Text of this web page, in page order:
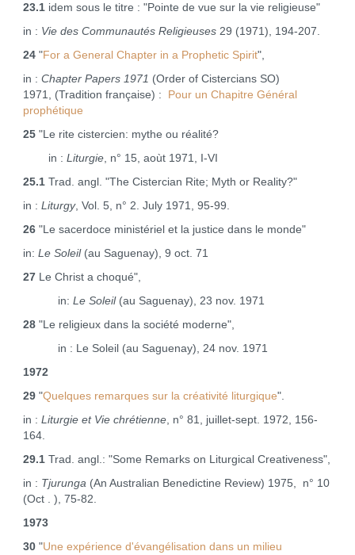
23.1idem sous le titre : "Pointe de vue sur la vie religieuse"
in : Vie des Communautés Religieuses29 (1971), 194‑207.
24"For a General Chapter in a Prophetic Spirit",
in : Chapter Papers 1971 (Order of Cistercians SO)
1971, (Tradition française) :
Pour un Chapitre Général
prophétique
25"Le rite cistercien: mythe ou réalité?
in : Liturgie, n° 15, aoùt 1971, I‑VI
25.1Trad. angl. "The Cistercian Rite; Myth or Reality?"
in : Liturgy, Vol. 5, n° 2. July 1971, 95‑99.
26"Le sacerdoce ministériel et la justice dans le monde"
in: Le Soleil(au Saguenay), 9 oct. 71
27Le Christ a choqué",
in: Le Soleil(au Saguenay), 23 nov. 1971
28"Le religieux dans la société moderne",
in : Le Soleil (au Saguenay), 24 nov. 1971
1972
29"Quelques remarques sur la créativité liturgique".
in : Liturgie et Vie chrétienne, n° 81, juillet‑sept. 1972, 156-
164.
29.1Trad. angl.: "Some Remarks on Liturgical Creativeness",
in : Tjurunga (An Australian Benedictine Review) 1975, n° 10
(Oct . ), 75‑82.
1973
30 "Une expérience d'évangélisation dans un milieu